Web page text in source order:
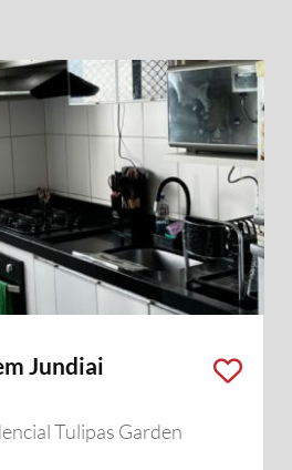
Jundiai
Tulipas Garden